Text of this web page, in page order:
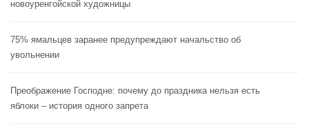
новоуренгойской художницы
75% ямальцев заранее предупреждают начальство об
увольнении
Преображение Господне: почему до праздника нельзя есть
яблоки – история одного запрета